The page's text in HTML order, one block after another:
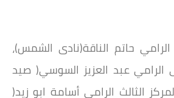
حاتم الناقة(نادى الشمس)،
الرامي عبد العزيز السوسي( صيد
الثالث الرامي أسامة ابو زيد(